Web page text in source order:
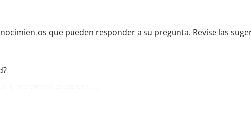
que pueden responder a su pregunta. Revise las